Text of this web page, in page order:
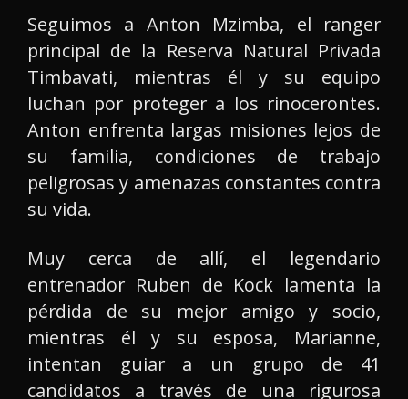
Seguimos a Anton Mzimba, el ranger
principal de la Reserva Natural Privada
Timbavati, mientras él y su equipo
luchan por proteger a los rinocerontes.
Anton enfrenta largas misiones lejos de
su familia, condiciones de trabajo
peligrosas y amenazas constantes contra
su vida.
Muy cerca de allí, el legendario
entrenador Ruben de Kock lamenta la
pérdida de su mejor amigo y socio,
mientras él y su esposa, Marianne,
intentan guiar a un grupo de 41
candidatos a través de una rigurosa